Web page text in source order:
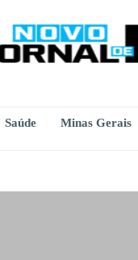
Saúde Minas Gerais